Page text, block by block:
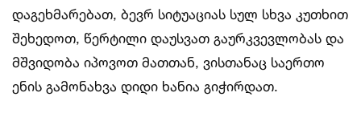
დაგეხმარებათ, ბევრ სიტუაციას სულ სხვა კუთხით
შეხედოთ, წერტილი დაუსვათ გაურკვევლობას და
მშვიდობა იპოვოთ მათთან, ვისთანაც საერთო
ენის გამონახვა დიდი ხანია გიჭირდათ.